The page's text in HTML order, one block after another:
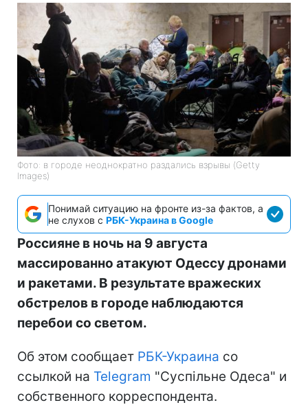
Фото: в городе неоднократно раздались взрывы (Getty
Images)
Понимай ситуацию на фронте из-за фактов, а
не слухов с РБК-Украина в Google
Россияне в ночь на 9 августа
массированно атакуют Одессу дронами
и ракетами. В результате вражеских
обстрелов в городе наблюдаются
перебои со светом.
Об этом сообщает РБК-Украина со
ссылкой на Telegram "Суспільне Одеса" и
собственного корреспондента.